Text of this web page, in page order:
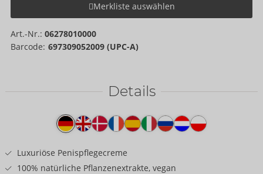
Merkliste auswählen
Art.-Nr.: 06278010000
Barcode: 697309052009 (UPC-A)
Details
Produkttext
Luxuriöse Penispflegecreme
100% natürliche Pflanzenextrakte, vegan